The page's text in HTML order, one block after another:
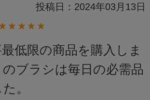
投稿日： 2024年03月13日
低限の商品を購入しま
のブラシは毎日の必需品
。